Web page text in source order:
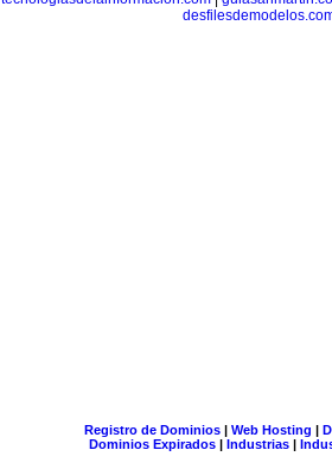
Registro de Dominios| Web Hosting |
Dominios Expirados | Industrias |